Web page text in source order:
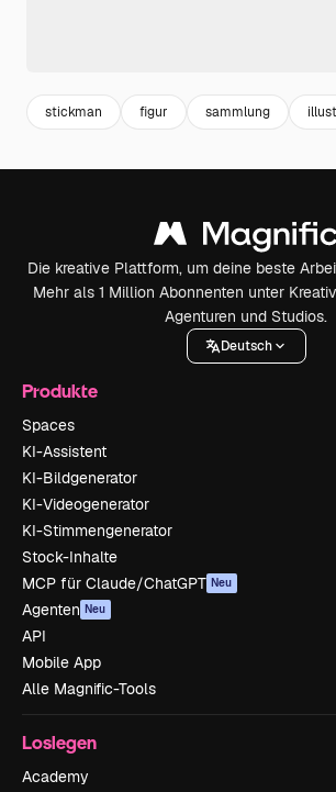
stickman figur sammlung
Die kreative Plattform, um deine beste
Mehr als 1 Million Abonnenten unter
Agenturen und Studios.
Deutsch
Produkte
Spaces
KI-Assistent
KI-Bildgenerator
KI-Videogenerator
KI-Stimmengenerator
Stock-Inhalte
MCP für Claude/ChatGPT Neu
Agenten Neu
API
Mobile App
Alle Magnific-Tools
Loslegen
Academy